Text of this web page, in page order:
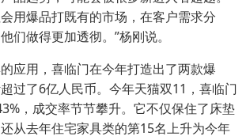
用爆品打既有的市场，在客户需求分
们做得更加透彻。”杨刚说。
应用，喜临门在今年打造出了两款爆
过了6亿人民币。今年天猫双11，喜临门
，成交率节节攀升。它不仅保住了床垫
从去年住宅家具类的第15名上升为今年